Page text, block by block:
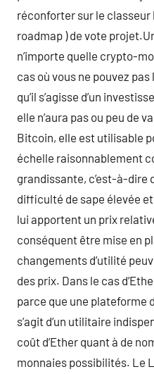
réconforter sur le classeur
roadmap ) de vote
n’importe quelle crypto-
cas où vous ne pouvez
qu’il s’agisse d’un
elle n’aura pas ou peu de
Bitcoin, elle est utilisable
échelle raisonnablement
grandissante, c’est-à-dire
difficulté de sape élevée
lui apportent un prix
conséquent être mise en
changements d’utilité
des prix. Dans le cas
parce que une plateforme
s’agit d’un utilitaire
coût d’Ether quant à de
monnaies possibilités. Le